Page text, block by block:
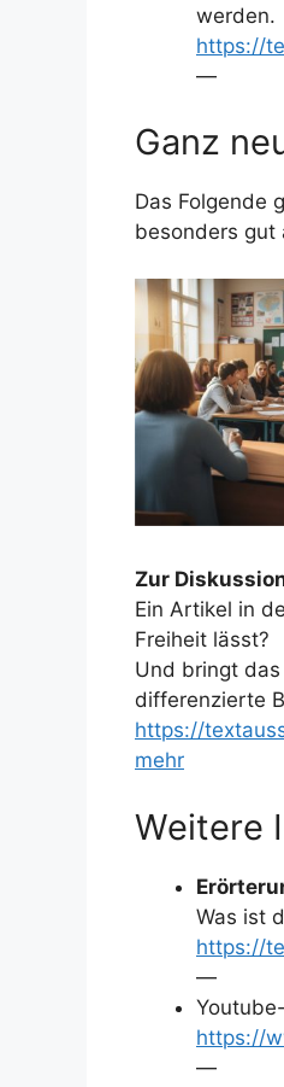
werden.
https://
—
Ganz
Das Folgende
besonders gut
Zur
Ein Artikel in
Freiheit lässt?
Und bringt
differenzierte
https://
mehr
Weitere
Was ist
https://
—
https://
—